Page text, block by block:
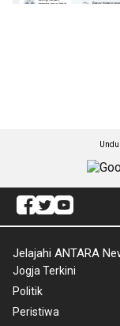
Jelajahi ANTARA
Jogja Terkini
Politik
Peristiwa